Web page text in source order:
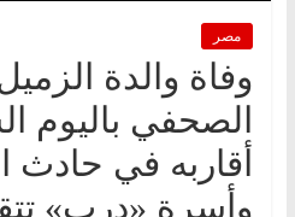
مصر
وفاة والدة
أقاربه في حادث
وأسرة «درب»